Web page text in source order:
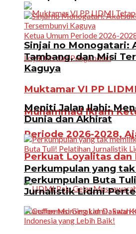
Muktamar VI PP
Muhammad Ikram
Periode 2026-2028,
Perkuat Loyalitas dan
Sinjai no Monogatari:
Tambang, dan Misi
Kaguya
Meniti Jalan Ilahi:
Dunia dan Akhirat
Perkumpulan yang
Perkumpulan Buta
Jurnalistik Lidmi